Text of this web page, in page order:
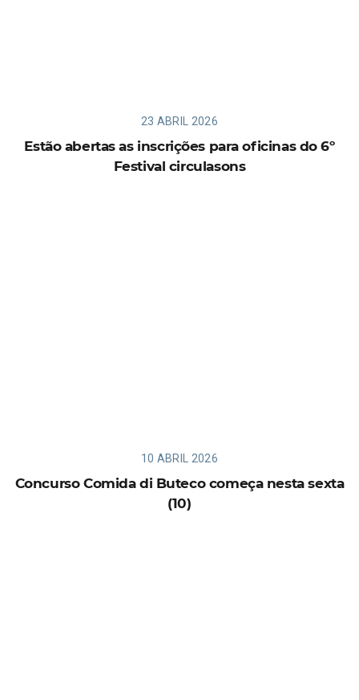
23 ABRIL 2026
Estão abertas as inscrições para oficinas do 6º
Festival circulasons
10 ABRIL 2026
Concurso Comida di Buteco começa nesta sexta
(10)